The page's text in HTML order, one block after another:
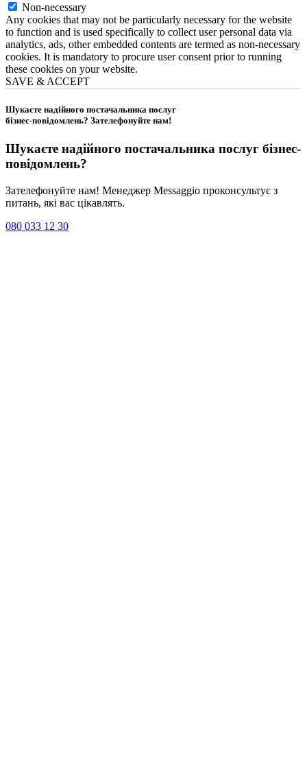
Non-necessary
Any cookies that may not be particularly necessary for the website
to function and is used specifically to collect user personal data via
analytics, ads, other embedded contents are termed as non-necessary
cookies. It is mandatory to procure user consent prior to running
these cookies on your website.
SAVE & ACCEPT
Шукаєте надійного постачальника послуг
бізнес-повідомлень? Зателефонуйте нам!
Шукаєте надійного постачальника послуг бізнес-
повідомлень?
Зателефонуйте нам! Менеджер Messaggio проконсультує з
питань, які вас цікавлять.
080 033 12 30